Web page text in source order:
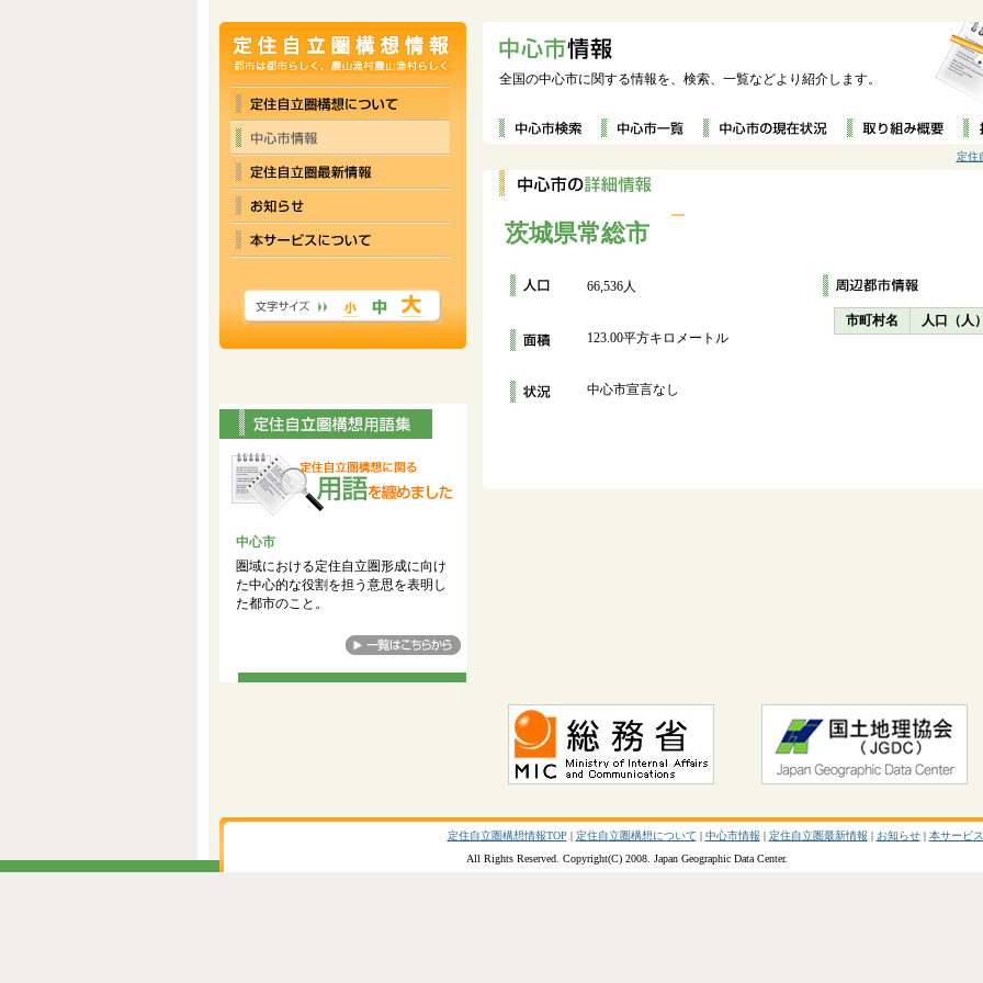
全国の中心市に関する情報を、検索、一覧などより紹介します。
定住
茨城県常総市
66,536人
123.00平方キロメートル
中心市宣言なし
市町村名 人口（人）
中心市
圏域における定住自立圏形成に向け
た中心的な役割を担う意思を表明し
た都市のこと。
定住自立圏構想情報TOP | 定住自立圏構想について | 中心市情報 | 定住自立圏最新情報 | お知らせ| 本サービ
All Rights Reserved. Copyright(C) 2008. Japan Geographic Data Center.